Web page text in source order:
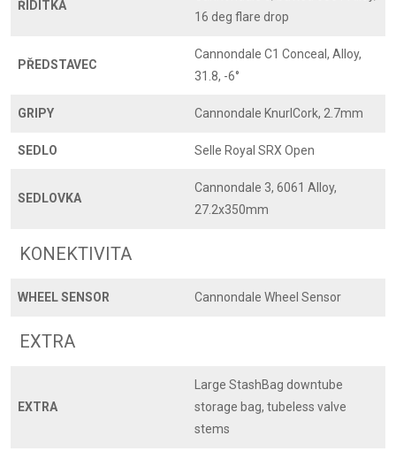
ŘÍDÍTKA
16 deg flare drop
PŘEDSTAVEC
Cannondale C1 Conceal, Alloy,
31.8, -6°
GRIPY Cannondale KnurlCork, 2.7mm
SEDLO Selle Royal SRX Open
SEDLOVKA
Cannondale 3, 6061 Alloy,
27.2x350mm
KONEKTIVITA
WHEEL SENSOR Cannondale Wheel Sensor
EXTRA
EXTRA
Large StashBag downtube
storage bag, tubeless valve
stems